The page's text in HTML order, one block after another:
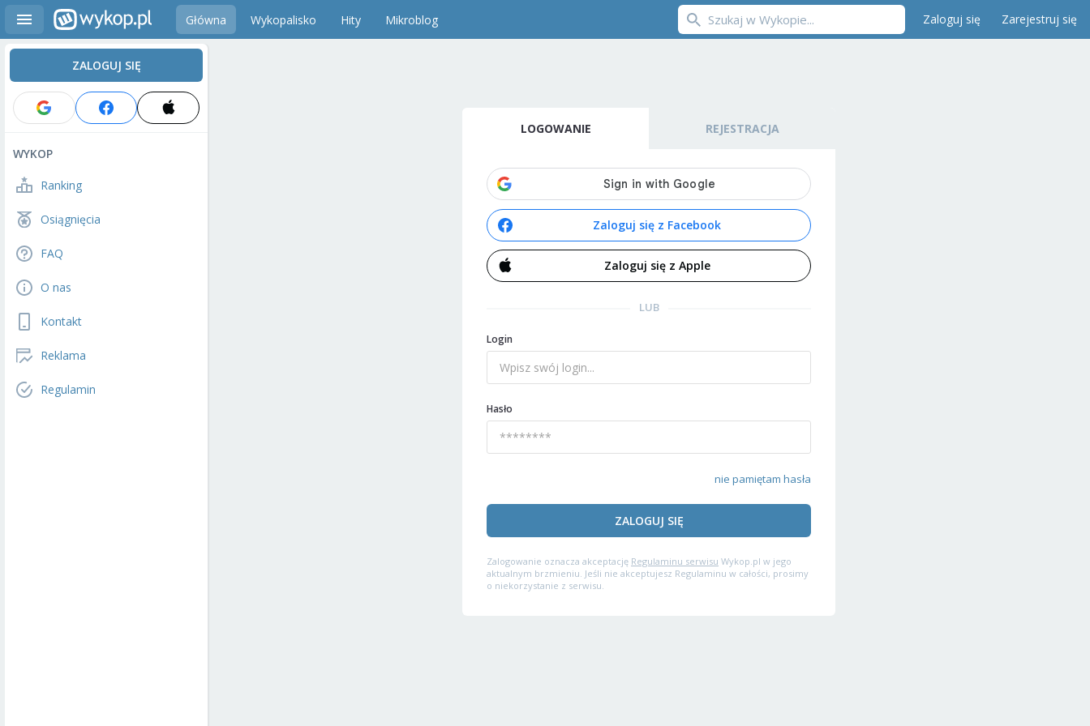
Główna Wykopalisko Hity Mikroblog Zaloguj się Zarejestruj się
ZALOGUJ SIĘ
WYKOP
Ranking
Osiągnięcia
FAQ
O nas
Kontakt
Reklama
Regulamin
LOGOWANIE REJESTRACJA
Zaloguj się z Facebook
Zaloguj się z Apple
LUB
Login
Hasło
nie pamiętam hasła
ZALOGUJ SIĘ
Zalogowanie oznacza akceptację Regulaminu serwisu Wykop.pl w jego
aktualnym brzmieniu. Jeśli nie akceptujesz Regulaminu w całości, prosimy
o niekorzystanie z serwisu.